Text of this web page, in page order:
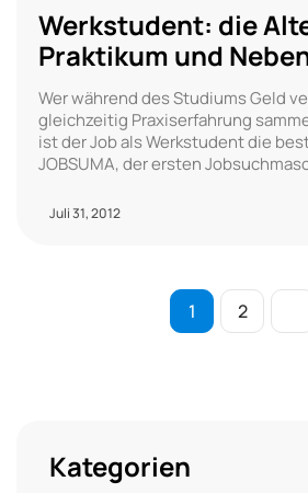
Werkstudent: die
Praktikum und
Wer während des Studiums Geld
gleichzeitig Praxiserfahrung
ist der Job als Werkstudent die
JOBSUMA, der ersten
Juli 31, 2012
1 2
Kategorien